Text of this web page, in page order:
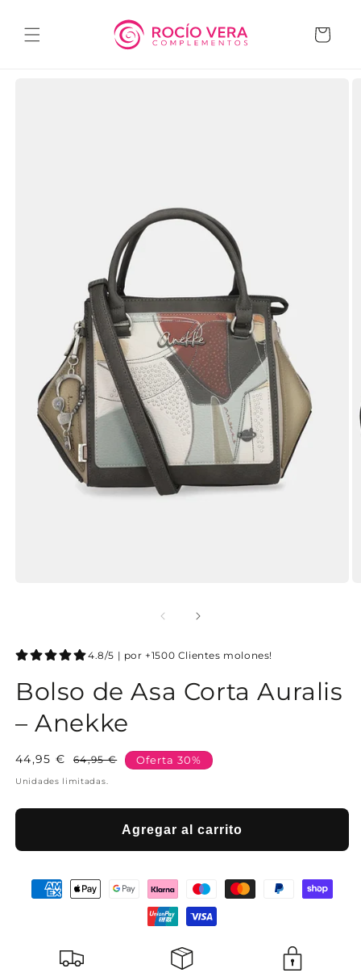
al contenido
Carrito
4.8/5 | por +1500 Clientes molones!
Bolso de Asa Corta Auralis
– Anekke
Precio
64,95 €
Precio
44,95 € Oferta 30%
Unidades limitadas.
Agregar al carrito